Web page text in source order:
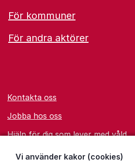
Vi använder kakor (cookies)
För kommuner
För andra aktörer
Kontakta oss
Jobba hos oss
Hjälp för dig som lever med våld
Ordförklaringar